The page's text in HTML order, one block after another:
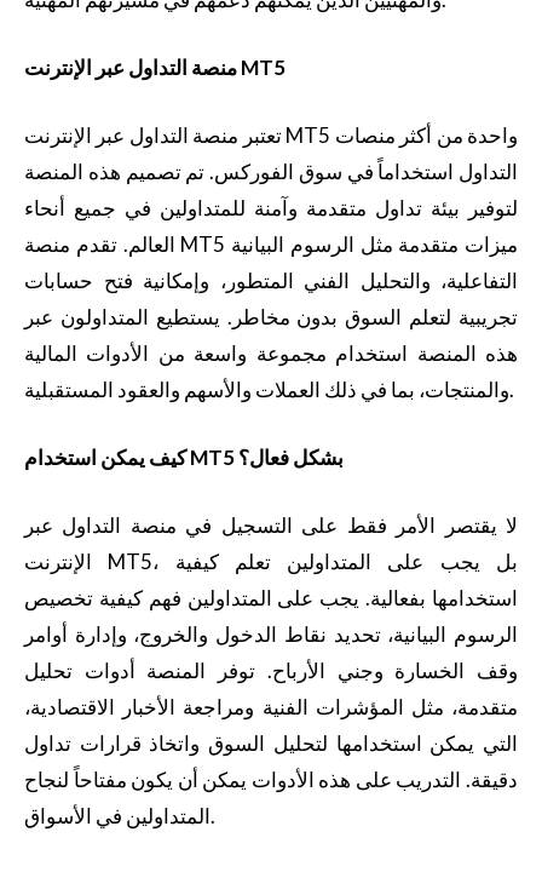
منصة التداول عبر الإنترنت MT5
تعتبر منصة التداول عبر الإنترنت MT5 واحدة من أكثر منصات
التداول استخداماً في سوق الفوركس. تم تصميم هذه المنصة
لتوفير بيئة تداول متقدمة وآمنة للمتداولين في جميع أنحاء
العالم. تقدم منصة MT5 ميزات متقدمة مثل الرسوم البيانية
التفاعلية، والتحليل الفني المتطور، وإمكانية فتح حسابات
تجريبية لتعلم السوق بدون مخاطر. يستطيع المتداولون عبر
هذه المنصة استخدام مجموعة واسعة من الأدوات المالية
والمنتجات، بما في ذلك العملات والأسهم والعقود المستقبلية.
كيف يمكن استخدام MT5 بشكل فعال؟
لا يقتصر الأمر فقط على التسجيل في منصة التداول عبر
الإنترنت MT5، بل يجب على المتداولين تعلم كيفية
استخدامها بفعالية. يجب على المتداولين فهم كيفية تخصيص
الرسوم البيانية، تحديد نقاط الدخول والخروج، وإدارة أوامر
وقف الخسارة وجني الأرباح. توفر المنصة أدوات تحليل
متقدمة، مثل المؤشرات الفنية ومراجعة الأخبار الاقتصادية،
التي يمكن استخدامها لتحليل السوق واتخاذ قرارات تداول
دقيقة. التدريب على هذه الأدوات يمكن أن يكون مفتاحاً لنجاح
المتداولين في الأسواق.